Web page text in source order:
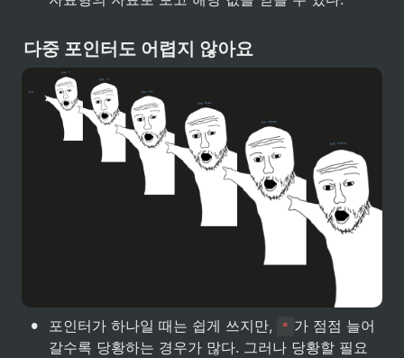
다중 포인터도 어렵지 않아요
• 포인터가 하나일 때는 쉽게 쓰지만, * 가 점점 늘어
갈수록 당황하는 경우가 많다. 그러나 당황할 필요